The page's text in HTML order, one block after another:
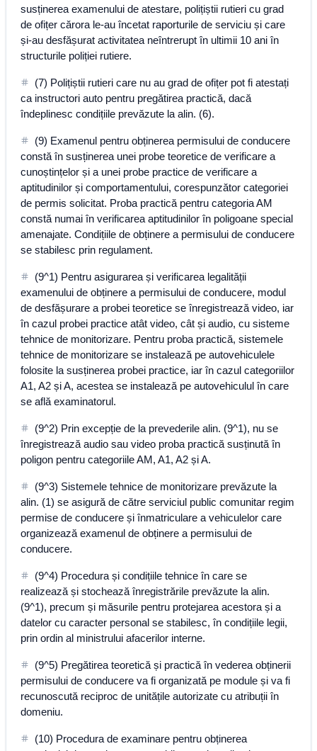
susținerea examenului de atestare, polițiștii rutieri cu grad
de ofițer cărora le-au încetat raporturile de serviciu și care
și-au desfășurat activitatea neîntrerupt în ultimii 10 ani în
structurile poliției rutiere.
(7) Polițiștii rutieri care nu au grad de ofițer pot fi atestați
ca instructori auto pentru pregătirea practică, dacă
îndeplinesc condițiile prevăzute la alin. (6).
(9) Examenul pentru obținerea permisului de conducere
constă în susținerea unei probe teoretice de verificare a
cunoștințelor și a unei probe practice de verificare a
aptitudinilor și comportamentului, corespunzător categoriei
de permis solicitat. Proba practică pentru categoria AM
constă numai în verificarea aptitudinilor în poligoane special
amenajate. Condițiile de obținere a permisului de conducere
se stabilesc prin regulament.
(9^1) Pentru asigurarea și verificarea legalității
examenului de obținere a permisului de conducere, modul
de desfășurare a probei teoretice se înregistrează video, iar
în cazul probei practice atât video, cât și audio, cu sisteme
tehnice de monitorizare. Pentru proba practică, sistemele
tehnice de monitorizare se instalează pe autovehiculele
folosite la susținerea probei practice, iar în cazul categoriilor
A1, A2 și A, acestea se instalează pe autovehiculul în care
se află examinatorul.
(9^2) Prin excepție de la prevederile alin. (9^1), nu se
înregistrează audio sau video proba practică susținută în
poligon pentru categoriile AM, A1, A2 și A.
(9^3) Sistemele tehnice de monitorizare prevăzute la
alin. (1) se asigură de către serviciul public comunitar regim
permise de conducere și înmatriculare a vehiculelor care
organizează examenul de obținere a permisului de
conducere.
(9^4) Procedura și condițiile tehnice în care se
realizează și stochează înregistrările prevăzute la alin.
(9^1), precum și măsurile pentru protejarea acestora și a
datelor cu caracter personal se stabilesc, în condițiile legii,
prin ordin al ministrului afacerilor interne.
(9^5) Pregătirea teoretică și practică în vederea obținerii
permisului de conducere va fi organizată pe module și va fi
recunoscută reciproc de unitățile autorizate cu atribuții în
domeniu.
(10) Procedura de examinare pentru obținerea